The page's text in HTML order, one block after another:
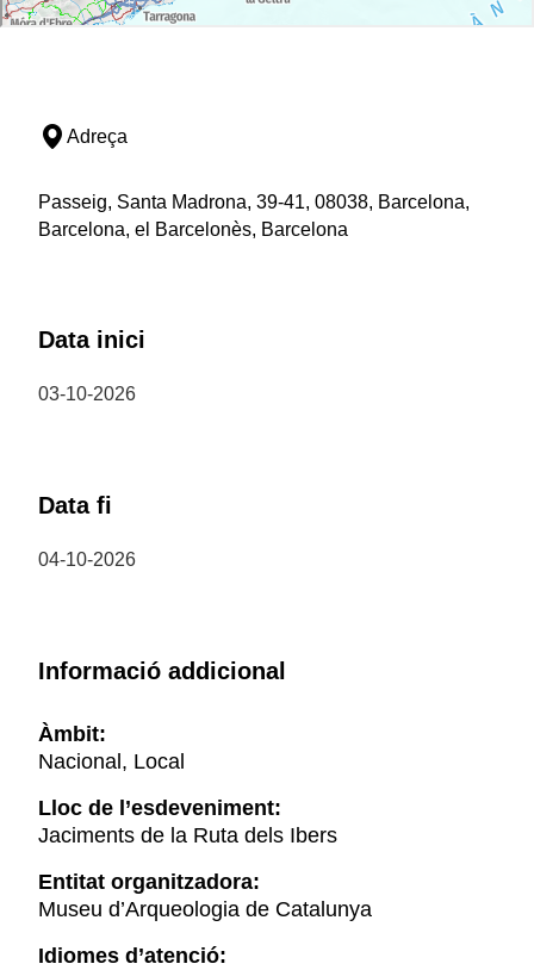
Adreça
Passeig, Santa Madrona, 39-41, 08038, Barcelona,
Barcelona, el Barcelonès, Barcelona
Data inici
03-10-2026
Data fi
04-10-2026
Informació addicional
Àmbit:
Nacional, Local
Lloc de l’esdeveniment:
Jaciments de la Ruta dels Ibers
Entitat organitzadora:
Museu d’Arqueologia de Catalunya
Idiomes d’atenció: